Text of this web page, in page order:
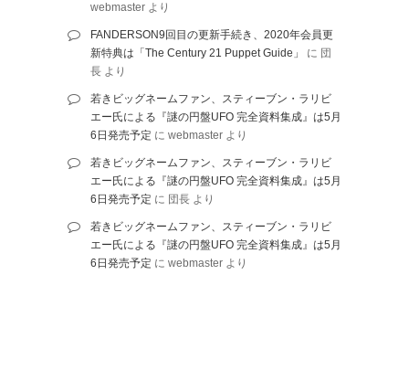
webmaster より
FANDERSON9回目の更新手続き、2020年会員更
新特典は「The Century 21 Puppet Guide」
に 団
長 より
若きビッグネームファン、スティーブン・ラリビ
エー氏による『謎の円盤UFO 完全資料集成』は5月
6日発売予定 に webmaster より
若きビッグネームファン、スティーブン・ラリビ
エー氏による『謎の円盤UFO 完全資料集成』は5月
6日発売予定 に 団長 より
若きビッグネームファン、スティーブン・ラリビ
エー氏による『謎の円盤UFO 完全資料集成』は5月
6日発売予定 に webmaster より